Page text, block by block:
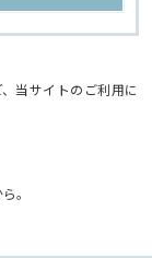
当サイトのご利用に
。